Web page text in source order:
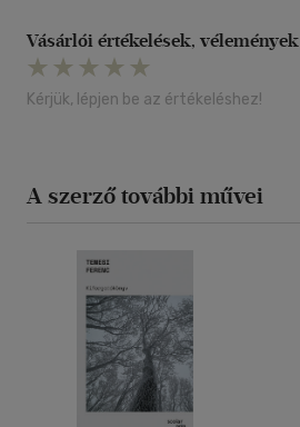
Vásárlói értékelések, vélemények
Kérjük, lépjen be az értékeléshez!
A szerző további művei